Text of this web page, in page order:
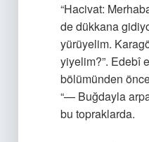
“Hacivat:
de dükkana
yürüyelim.
yiyelim?”. Edebî
bölümünden
“— Buğdayla
bu topraklarda.